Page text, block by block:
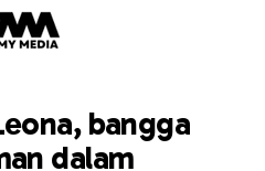
bangga
dalam